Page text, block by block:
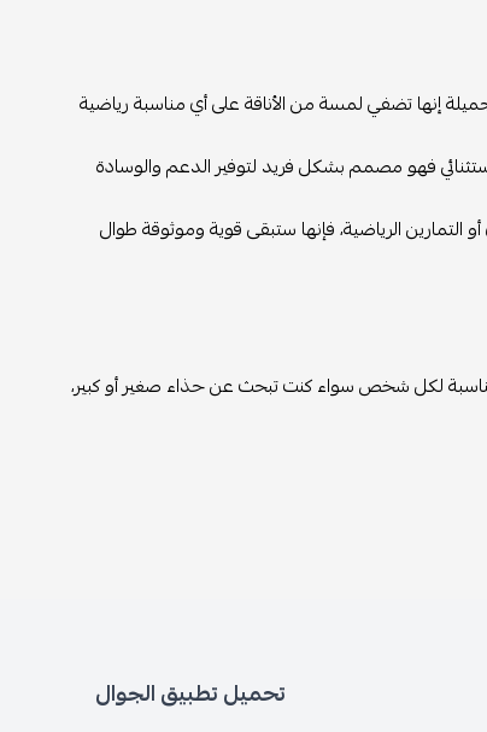
إنها تضفي لمسة من الأناقة على أي مناسبة رياضية
فهو مصمم بشكل فريد لتوفير الدعم والوسادة
الرياضية، فإنها ستبقى قوية وموثوقة طوال
لكل شخص سواء كنت تبحث عن حذاء صغير أو كبير،
تحميل تطبيق الجوال